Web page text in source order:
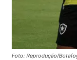
Foto: Reprodução/